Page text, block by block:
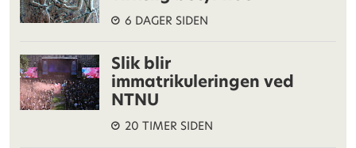
6 DAGER SIDEN
Slik blir
immatrikuleringen ved
NTNU
20 TIMER SIDEN